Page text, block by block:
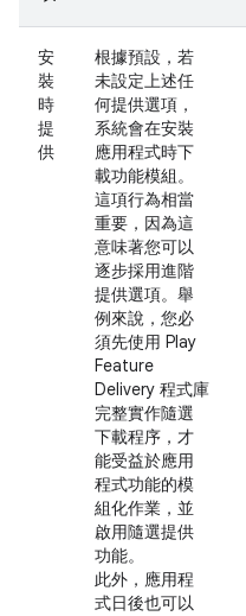
安
裝
時
提
供
根據預設，若
未設定上述任
何提供選項，
系統會在安裝
應用程式時下
載功能模組。
這項行為相當
重要，因為這
意味著您可以
逐步採用進階
提供選項。舉
例來說，您必
須先使用 Play
Feature
Delivery 程式庫
完整實作隨選
下載程序，才
能受益於應用
程式功能的模
組化作業，並
啟用隨選提供
功能。
此外，應用程
式日後也可以